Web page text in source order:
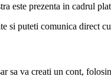
este prezenta in cadrul
si puteti comunica direct
sa va creati un cont,